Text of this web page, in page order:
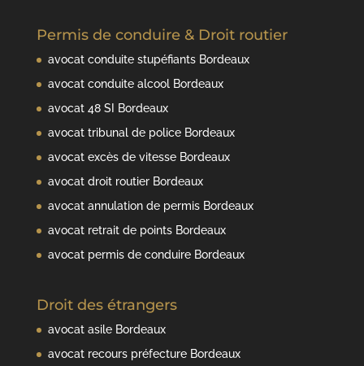
Permis de conduire & Droit routier
avocat conduite stupéfiants Bordeaux
avocat conduite alcool Bordeaux
avocat 48 SI Bordeaux
avocat tribunal de police Bordeaux
avocat excès de vitesse Bordeaux
avocat droit routier Bordeaux
avocat annulation de permis Bordeaux
avocat retrait de points Bordeaux
avocat permis de conduire Bordeaux
Droit des étrangers
avocat asile Bordeaux
avocat recours préfecture Bordeaux